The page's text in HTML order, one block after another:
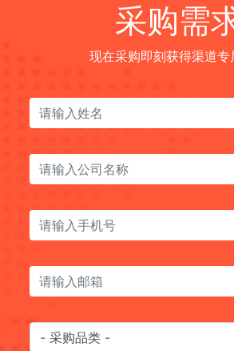
采购需
现在采购即刻获得渠道专